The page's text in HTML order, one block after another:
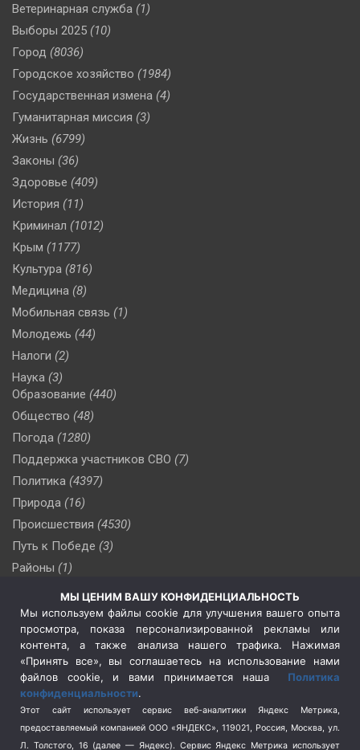
Ветеринарная служба (1)
Выборы 2025 (10)
Город (8036)
Городское хозяйство (1984)
Государственная измена (4)
Гуманитарная миссия (3)
Жизнь (6799)
Законы (36)
Здоровье (409)
История (11)
Криминал (1012)
Крым (1177)
Культура (816)
Медицина (8)
Мобильная связь (1)
Молодежь (44)
Налоги (2)
Наука (3)
Образование (440)
Общество (48)
Погода (1280)
Поддержка участников СВО (7)
Политика (4397)
Природа (16)
Происшествия (4530)
Путь к Победе (3)
Районы (1)
(510)
Сельское хозяйство (3)
Социальная политика
(3)
Спецоперация в Украине
Спецоперация на Украине
(404)
Спорт (740)
Терроризм (1)
МЫ ЦЕНИМ ВАШУ КОНФИДЕНЦИАЛЬНОСТЬ
Мы используем файлы cookie для улучшения вашего опыта
просмотра, показа персонализированной рекламы или
контента, а также анализа нашего трафика. Нажимая
«Принять все», вы соглашаетесь на использование нами
файлов cookie, и вами принимается наша Политика
конфиденциальности.
Этот сайт использует сервис веб-аналитики Яндекс Метрика,
предоставляемый компанией ООО «ЯНДЕКС», 119021, Россия, Москва, ул.
Л. Толстого, 16 (далее — Яндекс). Сервис Яндекс Метрика использует